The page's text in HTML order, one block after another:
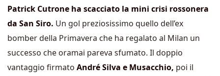
Patrick Cutrone ha scacciato la mini crisi rossonera
da San Siro. Un gol preziosissimo quello dell’ex
bomber della Primavera che ha regalato al Milan un
successo che oramai pareva sfumato. Il doppio
vantaggio firmato André Silva e Musacchio, poi il